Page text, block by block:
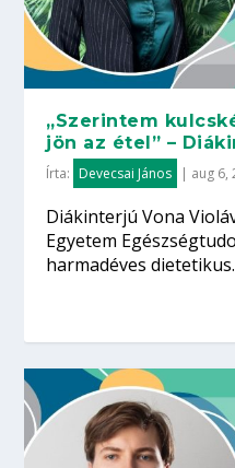
„Szerintem
jön az étel” –
Írta: Devecsai János | aug 6,
Diákinterjú Vona
Egyetem
harmadéves